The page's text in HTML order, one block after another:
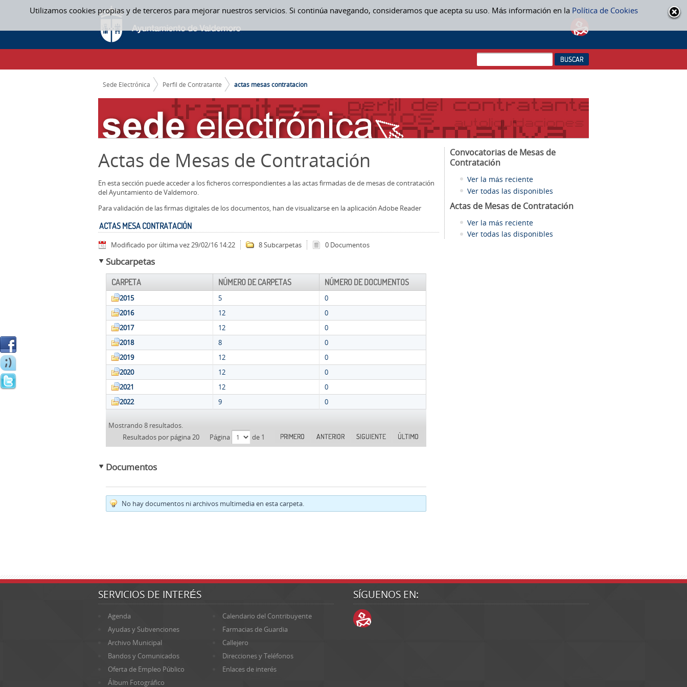
Utilizamos cookies propias y de terceros para mejorar nuestros servicios. Si continúa navegando, consideramos que acepta su uso. Más información en la Política de Cookies
Saltar al contenido
ACTAS MESA CONTRATACIÓN - ACTAS MESAS CONTRATACION
CAMINO DE MIGAS
Sede Electrónica Perfil de Contratante actas mesas contratacion
Actas de Mesas de Contratación
En esta sección puede acceder a los ficheros correspondientes a las actas firmadas de de mesas de contratación
del Ayuntamiento de Valdemoro.
Para validación de las firmas digitales de los documentos, han de visualizarse en la aplicación Adobe Reader
ACTAS MESA CONTRATACIÓN
Modificado por última vez 29/02/16 14:22 8 Subcarpetas 0 Documentos
Subcarpetas
CARPETA NÚMERO DE CARPETAS NÚMERO DE DOCUMENTOS
2015 5
0
2016
12
0
2017
12
0
2018
8
0
2019
12
0
2020
12
0
2021
12
0
2022
9 0
Mostrando 8 resultados.
Resultados por página 20
Página de 1 PRIMERO ANTERIOR SIGUIENTE ÚLTIMO
Documentos
No hay documentos ni archivos multimedia en esta carpeta.
Convocatorias de Mesas de
Contratación
Ver la más reciente
Ver todas las disponibles
Actas de Mesas de Contratación
Ver la más reciente
Ver todas las disponibles
SERVICIOS DE INTERÉS
Agenda
Calendario del Contribuyente
Ayudas y Subvenciones
Farmacias de Guardia
Archivo Municipal
Callejero
Bandos y Comunicados
Direcciones y Teléfonos
Oferta de Empleo Público
Enlaces de interés
Álbum Fotográfico
SÍGUENOS EN: